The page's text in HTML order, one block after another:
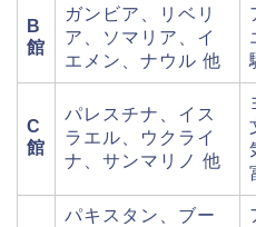
B
館
ガンビア、リベリ
ア、ソマリア、イ
エメン、ナウル 他
C
館
パレスチナ、イス
ラエル、ウクライ
ナ、サンマリノ 他
パキスタン、ブー